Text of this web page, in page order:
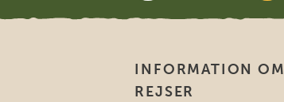
INFORMATION OM
REJSER